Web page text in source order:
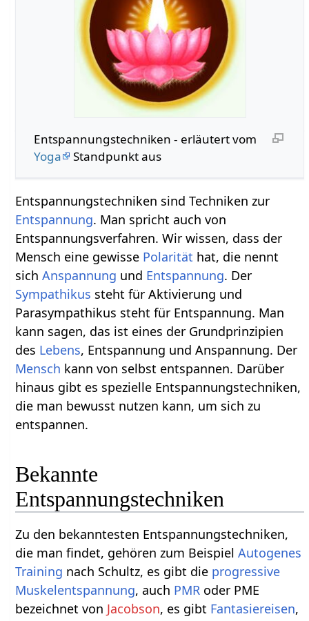
Entspannungstechniken - erläutert vom
Yoga
Standpunkt aus
Entspannungstechniken sind Techniken zur
Entspannung. Man spricht auch von
Entspannungsverfahren. Wir wissen, dass der
Mensch eine gewisse Polarität hat, die nennt
sichAnspannung und Entspannung. Der
Sympathikus steht für Aktivierung und
Parasympathikus steht für Entspannung. Man
kann sagen, das ist eines der Grundprinzipien
des Lebens, Entspannung und Anspannung. Der
Mensch kann von selbst entspannen. Darüber
hinaus gibt es spezielle Entspannungstechniken,
die man bewusst nutzen kann, um sich zu
entspannen.
Bekannte
Entspannungstechniken
Zu den bekanntesten Entspannungstechniken,
die man findet, gehören zum BeispielAutogenes
Training nach Schultz, es gibt die progressive
Muskelentspannung, auch PMR oder PME
bezeichnet von Jacobson, es gibt Fantasiereisen,